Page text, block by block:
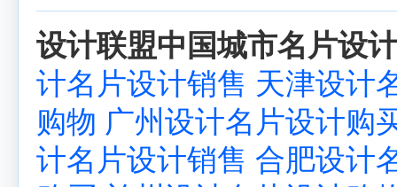
设计联盟中国城市名片设
计名片设计销售 天津设计
购物 广州设计名片设计购
计名片设计销售 合肥设计